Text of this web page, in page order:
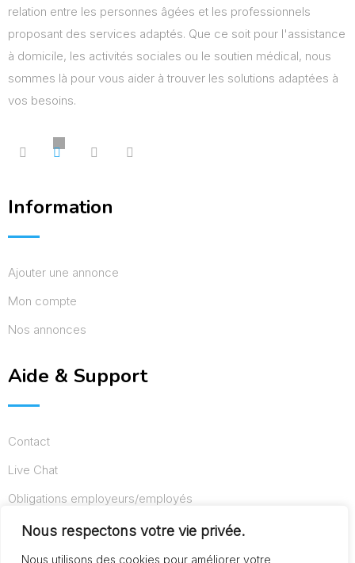
Nous respectons votre vie privée.
Nous utilisons des cookies pour améliorer votre
relation entre les personnes âgées et les professionnels
proposant des services adaptés. Que ce soit pour l'assistance
à domicile, les activités sociales ou le soutien médical, nous
sommes là pour vous aider à trouver les solutions adaptées à
vos besoins.
Information
Ajouter une annonce
Mon compte
Nos annonces
Aide & Support
Contact
Live Chat
Obligations employeurs/employés
Conditions d’utilisation
Mentions légales